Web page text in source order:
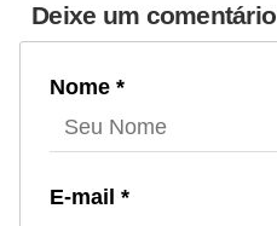
Deixe um comentário
Nome *
E-mail *